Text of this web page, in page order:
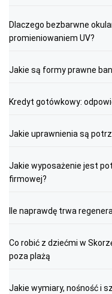
Dlaczego bezbarwne
promieniowaniem UV?
Jakie są formy prawne
Kredyt gotówkowy:
Jakie uprawnienia są
Jakie wyposażenie jest
firmowej?
Ile naprawdę trwa
Co robić z dziećmi w
poza plażą
Jakie wymiary, nośność i